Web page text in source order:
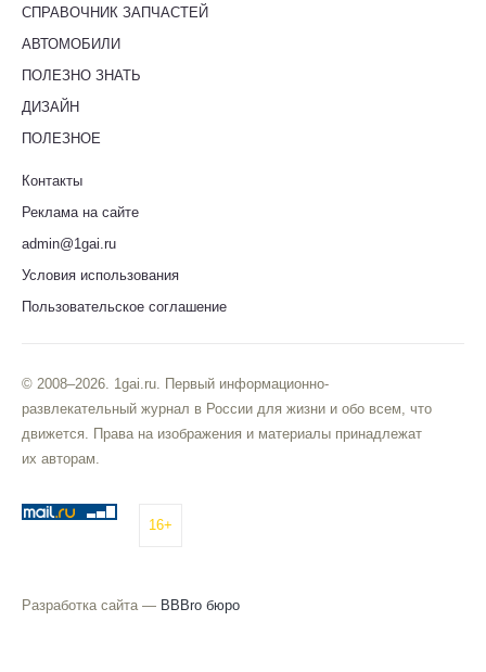
СПРАВОЧНИК ЗАПЧАСТЕЙ
АВТОМОБИЛИ
ПОЛЕЗНО ЗНАТЬ
ДИЗАЙН
ПОЛЕЗНОЕ
Контакты
Реклама на сайте
admin@1gai.ru
Условия использования
Пользовательское соглашение
© 2008–2026. 1gai.ru. Первый информационно-
развлекательный журнал в России для жизни и обо всем, что
движется. Права на изображения и материалы принадлежат
их авторам.
16+
Разработка сайта — BBBro бюро